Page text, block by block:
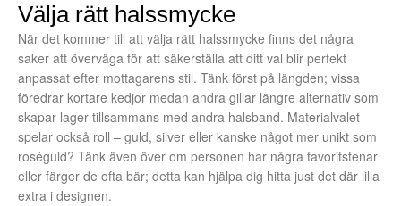
Välja rätt halssmycke
När det kommer till att välja rätt halssmycke finns det några
saker att överväga för att säkerställa att ditt val blir perfekt
anpassat efter mottagarens stil. Tänk först på längden; vissa
föredrar kortare kedjor medan andra gillar längre alternativ som
skapar lager tillsammans med andra halsband. Materialvalet
spelar också roll – guld, silver eller kanske något mer unikt som
roséguld? Tänk även över om personen har några favoritstenar
eller färger de ofta bär; detta kan hjälpa dig hitta just det där lilla
extra i designen.